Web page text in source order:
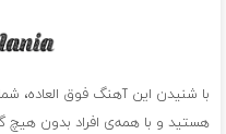
با شنیدن این آهنگ فوق
هستید و با همه‌ی افراد بدون هیچ